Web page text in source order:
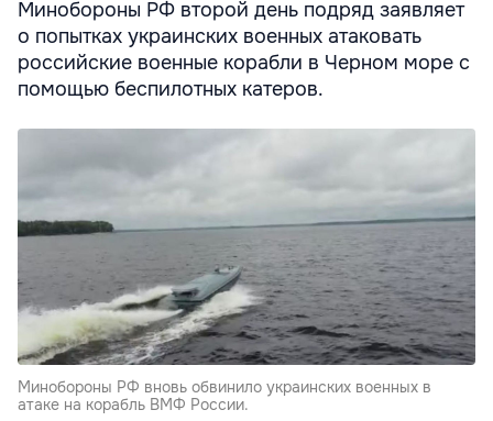
Минобороны РФ второй день подряд заявляет
о попытках украинских военных атаковать
российские военные корабли в Черном море с
помощью беспилотных катеров.
Минобороны РФ вновь обвинило украинских военных в
атаке на корабль ВМФ России.